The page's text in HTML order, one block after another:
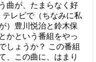
曲が、たまらなく好
レビで（ちなみに私
）豊川悦治と鈴木保
かという番組をやっ
しょうか？ この番組
、この曲に、はまり